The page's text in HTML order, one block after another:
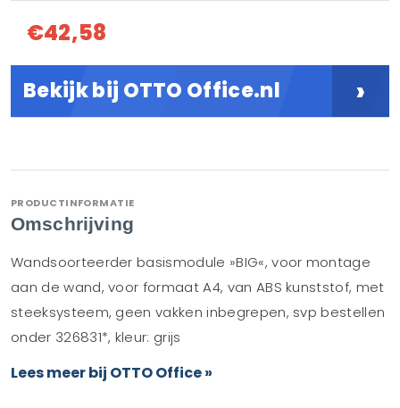
€42,58
Bekijk bij OTTO Office.nl ›
PRODUCTINFORMATIE
Omschrijving
Wandsoorteerder basismodule »BIG«, voor montage
aan de wand, voor formaat A4, van ABS kunststof, met
steeksysteem, geen vakken inbegrepen, svp bestellen
onder 326831*, kleur: grijs
Lees meer bij OTTO Office »